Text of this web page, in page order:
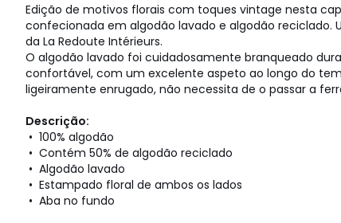
Edição de motivos florais com toques vintage nesta
confecionada em algodão lavado e algodão reciclado.
da La Redoute Intérieurs.
O algodão lavado foi cuidadosamente branqueado
confortável, com um excelente aspeto ao longo do
ligeiramente enrugado, não necessita de o passar a
Descrição:
• 100% algodão
• Contém 50% de algodão reciclado
• Algodão lavado
• Estampado floral de ambos os lados
• Aba no fundo